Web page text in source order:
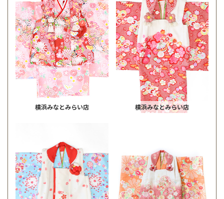
横浜みなとみらい店 横浜みなとみらい店